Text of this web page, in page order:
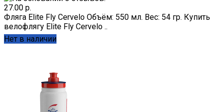
27.00 р.
Фляга Elite Fly Cervelo Объём: 550 мл. Вес: 54 гр. Купить
велофлягу Elite Fly Cervelo ..
Нет в наличии